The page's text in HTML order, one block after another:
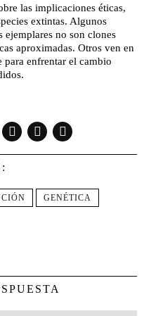
las implicaciones éticas,
extintas. Algunos
ejemplares no son clones
aproximadas. Otros ven en
para enfrentar el cambio
GENÉTICA